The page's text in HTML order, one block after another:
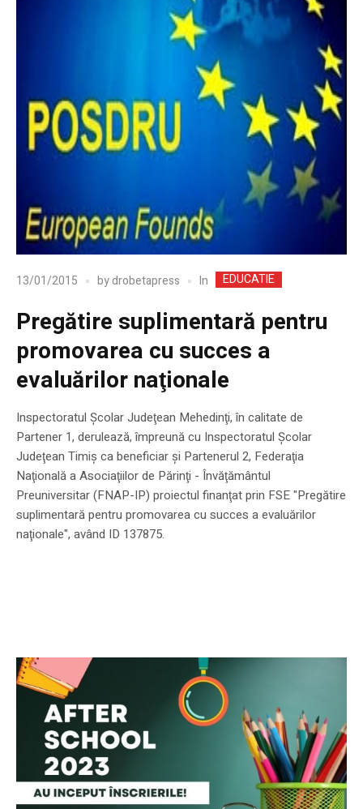
13/01/2015 bydrobetapress In EDUCATIE
Pregătire suplimentară pentru
promovarea cu succes a
evaluărilor naţionale
Inspectoratul Şcolar Judeţean Mehedinţi, în calitate de
Partener 1, derulează, împreună cu Inspectoratul Şcolar
Judeţean Timiş ca beneficiar şi Partenerul 2, Federaţia
Naţională a Asociaţiilor de Părinţi - Învăţământul
Preuniversitar (FNAP-IP) proiectul finanţat prin FSE "Pregătire
suplimentară pentru promovarea cu succes a evaluărilor
naţionale", având ID 137875.